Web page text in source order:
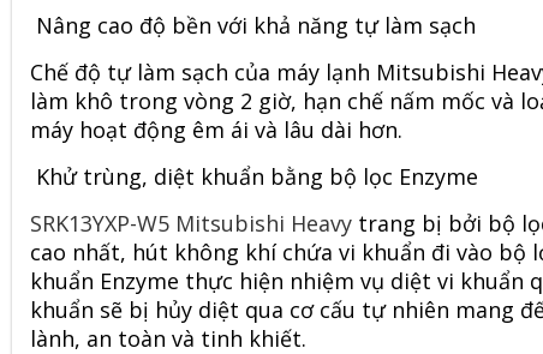
Nâng cao độ bền với khả năng tự làm sạch
Chế độ tự làm sạch của máy lạnh Mitsubishi
làm khô trong vòng 2 giờ, hạn chế nấm mốc và
máy hoạt động êm ái và lâu dài hơn.
Khử trùng, diệt khuẩn bằng bộ lọc Enzyme
SRK13YXP-W5 Mitsubishi Heavy trang bị bởi bộ
cao nhất, hút không khí chứa vi khuẩn đi vào bộ
khuẩn Enzyme thực hiện nhiệm vụ diệt vi khuẩn
khuẩn sẽ bị hủy diệt qua cơ cấu tự nhiên mang
lành, an toàn và tinh khiết.